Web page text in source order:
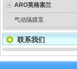
ARO英格索兰
气动隔膜泵
联系我们